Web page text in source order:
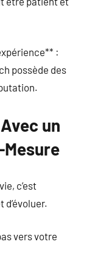
:
possède des
un
c’est
vers votre